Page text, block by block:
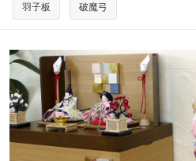
羽子板 破魔弓